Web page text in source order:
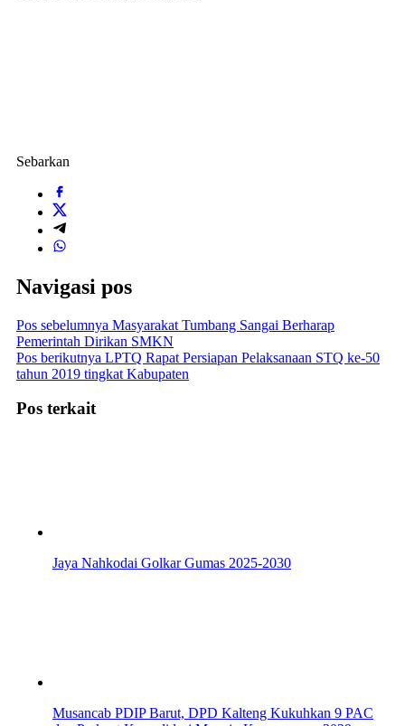
Sebarkan
Navigasi pos
Pos sebelumnya Masyarakat Tumbang Sangai Berharap
Pemerintah Dirikan SMKN
Pos berikutnya LPTQ Rapat Persiapan Pelaksanaan STQ ke-50
tahun 2019 tingkat Kabupaten
Pos terkait
Jaya Nahkodai Golkar Gumas 2025-2030
Musancab PDIP Barut, DPD Kalteng Kukuhkan 9 PAC